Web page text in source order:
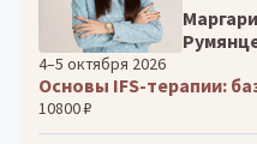
4–5 октября 2026
Основы IFS-терапии:
10800 ₽